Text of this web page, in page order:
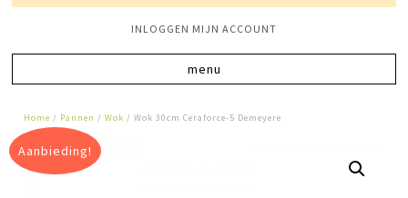
INLOGGEN MIJN ACCOUNT
Home / Pannen /Wok / Wok 30cm Ceraforce-5 Demeyere
Aanbieding!